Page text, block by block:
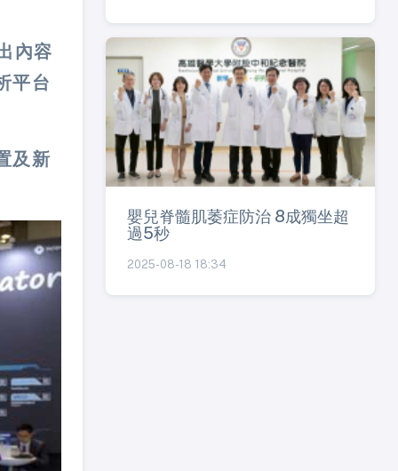
內容
平台
及新
嬰兒脊髓肌萎症防治 8成獨坐超
過5秒
2025-08-18 18:34